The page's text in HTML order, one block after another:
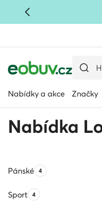
PŘEJÍT NA HLAVNÍ
Nabídky a akce Značky
Nabídka
PánskéPočet produktů:
4
SportPočet produktů:
4